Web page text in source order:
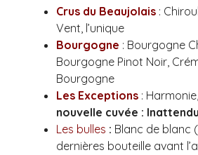
Crus du Beaujolais :
Vent, l’unique
Bourgogne : Bourgogne
Bourgogne Pinot Noir,
Bourgogne
Les Exceptions :
nouvelle cuvée : Inattendu
Les bulles : Blanc de blanc
dernières bouteille avant